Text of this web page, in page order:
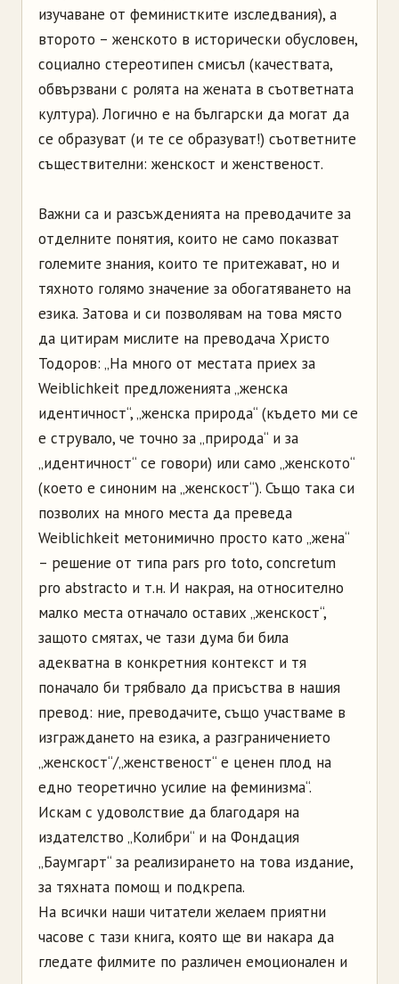
изучаване от феминистките изследвания), а
второто – женското в исторически обусловен,
социално стереотипен смисъл (качествата,
обвързвани с ролята на жената в съответната
култура). Логично е на български да могат да
се образуват (и те се образуват!) съответните
съществителни: женскост и женственост.
Важни са и разсъжденията на преводачите за
отделните понятия, които не само показват
големите знания, които те притежават, но и
тяхното голямо значение за обогатяването на
езика. Затова и си позволявам на това място
да цитирам мислите на преводача Христо
Тодоров: „На много от местата приех за
Weiblichkeit предложенията „женска
идентичност“, „женска природа“ (където ми се
е струвало, че точно за „природа“ и за
„идентичност“ се говори) или само „женското“
(което е синоним на „женскост“). Също така си
позволих на много места да преведа
Weiblichkeit метонимично просто като „жена“
– решение от типа pars pro toto, concretum
pro abstracto и т.н. И накрая, на относително
малко места отначало оставих „женскост“,
защото смятах, че тази дума би била
адекватна в конкретния контекст и тя
поначало би трябвало да присъства в нашия
превод: ние, преводачите, също участваме в
изграждането на езика, а разграничението
„женскост“/„женственост“ е ценен плод на
едно теоретично усилие на феминизма“.
Искам с удоволствие да благодаря на
издателство „Колибри“ и на Фондация
„Баумгарт“ за реализирането на това издание,
за тяхната помощ и подкрепа.
На всички наши читатели желаем приятни
часове с тази книга, която ще ви накара да
гледате филмите по различен емоционален и